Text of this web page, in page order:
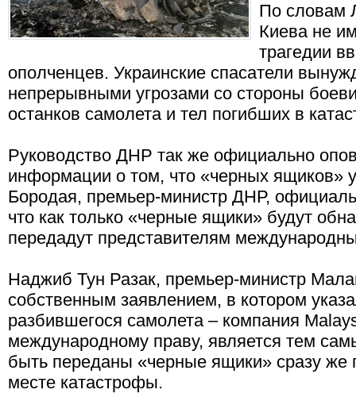
По словам
Киева не
трагедии
ополченцев. Украинские спасатели
непрерывными угрозами со стороны
останков самолета и тел погибших в
Руководство ДНР так же официально
информации о том, что «черных ящиков»
Бородая, премьер-министр ДНР,
что как только «черные ящики» будут
передадут представителям
Наджиб Тун Разак, премьер-министр
собственным заявлением, в котором
разбившегося самолета – компания
международному праву, является тем
быть переданы «черные ящики» сразу же
месте катастрофы.